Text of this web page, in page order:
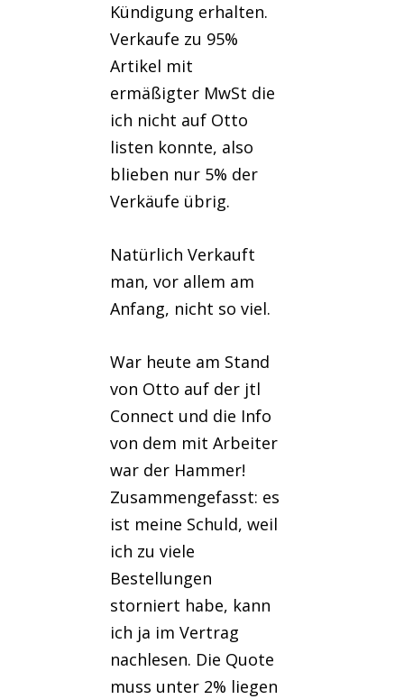
Kündigung erhalten.
Verkaufe zu 95%
Artikel mit
ermäßigter MwSt die
ich nicht auf Otto
listen konnte, also
blieben nur 5% der
Verkäufe übrig.
Natürlich Verkauft
man, vor allem am
Anfang, nicht so viel.
War heute am Stand
von Otto auf der jtl
Connect und die Info
von dem mit Arbeiter
war der Hammer!
Zusammengefasst: es
ist meine Schuld, weil
ich zu viele
Bestellungen
storniert habe, kann
ich ja im Vertrag
nachlesen. Die Quote
muss unter 2% liegen